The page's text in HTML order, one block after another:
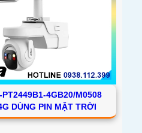
PT2449B1-4GB20/M0508
DÙNG PIN MẶT TRỜI